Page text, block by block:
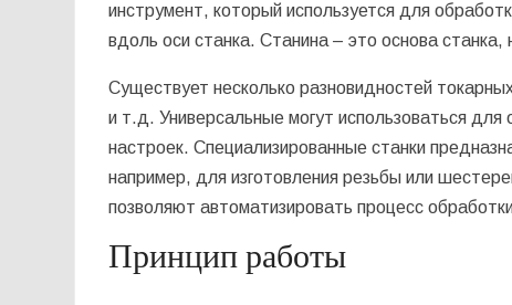
инструмент, который используется для
вдоль оси станка. Станина – это основа
Существует несколько разновидностей
и т.д. Универсальные могут использоваться
настроек. Специализированные станки
например, для изготовления резьбы или
позволяют автоматизировать процесс
Принцип работы